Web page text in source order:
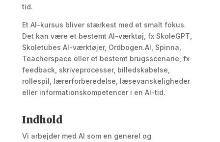
tid.
Et AI-kursus bliver stærkest med et smalt fokus.
Det kan være et bestemt AI-værktøj, fx SkoleGPT,
Skoletubes AI-værktøjer, Ordbogen.AI, Spinna,
Teacherspace eller et bestemt brugsscenarie, fx
feedback, skriveprocesser, billedskabelse,
rollespil, lærerforberedelse, læsevanskeligheder
eller informationskompetencer i en AI-tid.
Indhold
Vi arbejder med AI som en generel og